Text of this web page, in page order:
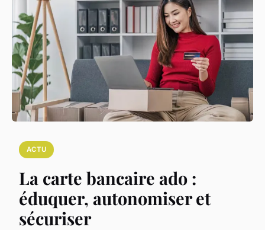
ACTU
La carte bancaire ado :
éduquer, autonomiser et
sécuriser